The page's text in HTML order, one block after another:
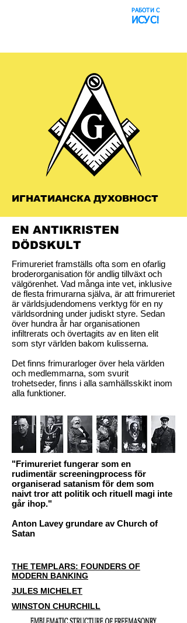
РАБОТИ С
ИСУС!
ИГНАТИАНСКА ДУХОВНОСТ
EN ANTIKRISTEN
DÖDSKULT
Frimureriet framställs ofta som en ofarlig
broderorganisation för andlig tillväxt och
välgörenhet. Vad många inte vet, inklusive
de flesta frimurarna själva, är att frimureriet
är världsjudendomens verktyg för en ny
världsordning under judiskt styre. Sedan
över hundra år har organisationen
infiltrerats och övertagits av en liten elit
som styr världen bakom kulisserna.
Det finns frimurarloger över hela världen
och medlemmarna, som svurit
trohetseder, finns i alla samhällsskikt inom
alla funktioner.
"Frimureriet fungerar som en
rudimentär screeningprocess för
organiserad satanism för dem som
naivt tror att politik och rituell magi inte
går ihop."
Anton Lavey grundare av Church of
Satan
THE TEMPLARS: FOUNDERS OF
MODERN BANKING
JULES MICHELET
WINSTON CHURCHILL